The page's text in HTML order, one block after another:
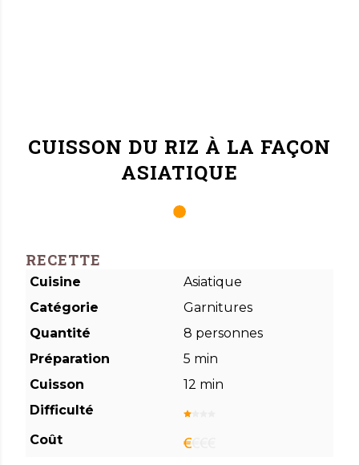
CUISSON DU RIZ À LA FAÇON
ASIATIQUE
RECETTE
Cuisine
Asiatique
Catégorie
Garnitures
Quantité
8 personnes
Préparation
5 min
Cuisson
12 min
Difficulté
Coût